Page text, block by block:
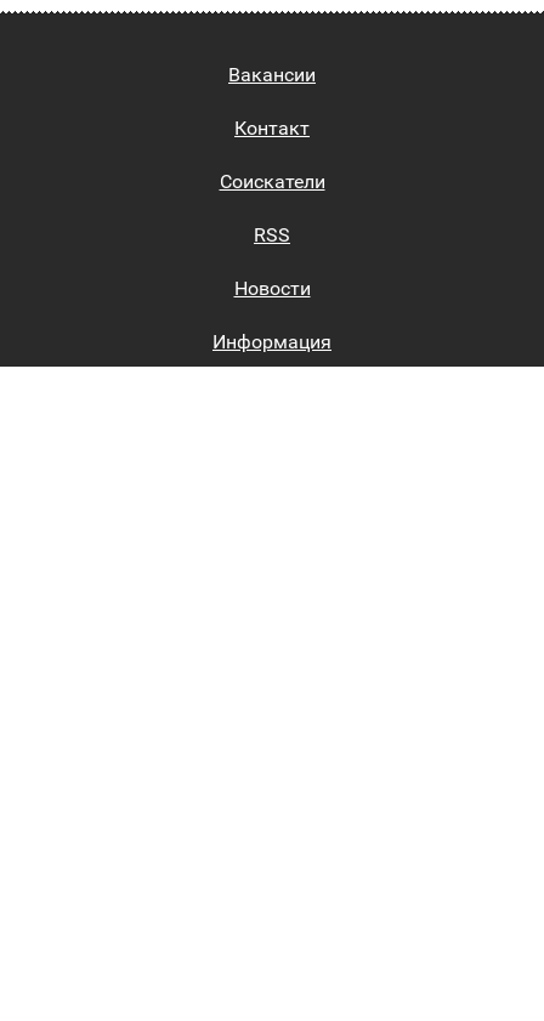
Вакансии
Контакт
Соискатели
RSS
Новости
Информация